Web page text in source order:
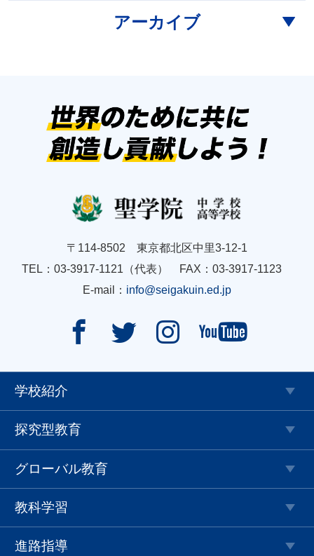
アーカイブ
〒114-8502 東京都北区中里3-12-1
TEL：03-3917-1121（代表） FAX：03-3917-1123
E-mail： info@seigakuin.ed.jp
   
学校紹介
探究型教育
グローバル教育
教科学習
進路指導